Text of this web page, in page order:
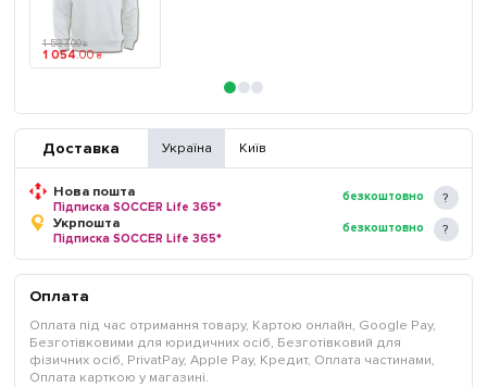
1 537.00 ₴
1 054.00 ₴
Доставка Україна Київ
Нова пошта
Підписка SOCCER Life 365*
безкоштовно
Укрпошта
Підписка SOCCER Life 365*
безкоштовно
Оплата
Оплата під час отримання товару, Картою онлайн, Google Pay,
Безготівковими для юридичних осіб, Безготівковий для
фізичних осіб, PrivatPay, Apple Pay, Кредит, Оплата частинами,
Оплата карткою у магазині.